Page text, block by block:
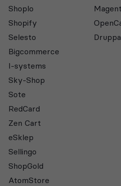
Shoplo
Shopify
Selesto
Bigcommerce
I-systems
Sky-Shop
Sote
RedCard
Zen Cart
eSklep
Sellingo
ShopGold
AtomStore